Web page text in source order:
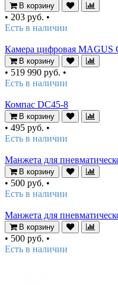
В корзину
• 203 руб. •
Есть в наличии
Камера цифровая MAGUS
В корзину
• 519 990 руб. •
Есть в наличии
Компас DC45-8
В корзину
• 495 руб. •
Есть в наличии
Манжета для
В корзину
• 500 руб. •
Есть в наличии
Манжета для
В корзину
• 500 руб. •
Есть в наличии